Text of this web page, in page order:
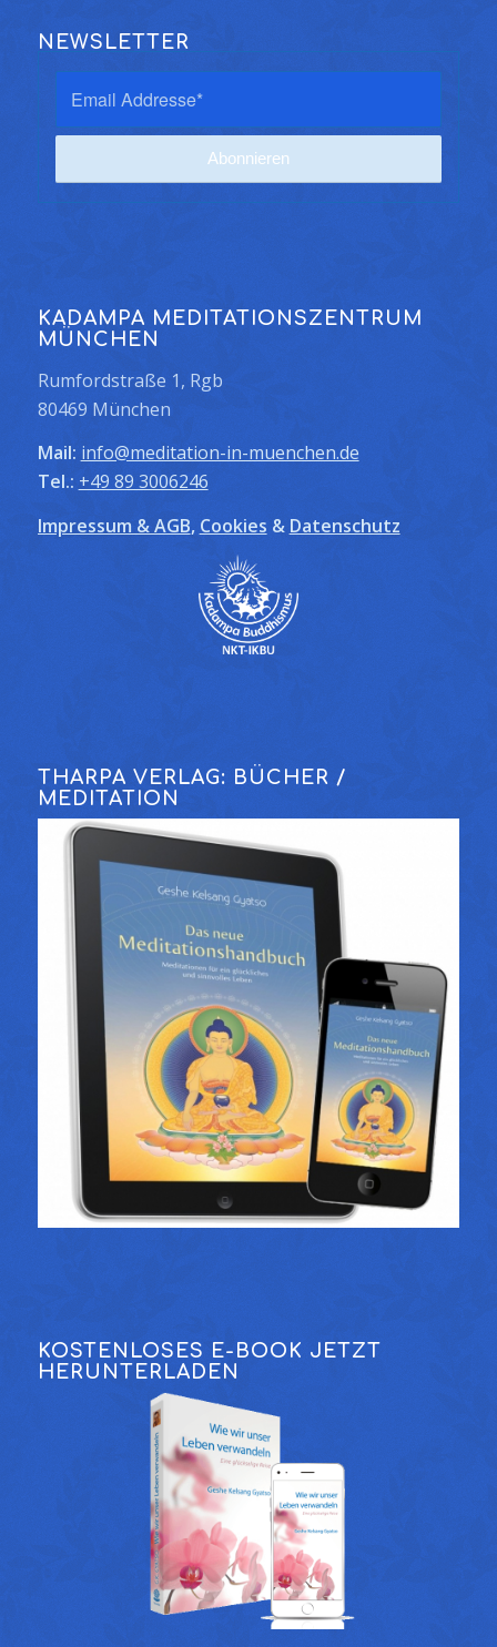
NEWSLETTER
KADAMPA MEDITATIONSZENTRUM
MÜNCHEN
Rumfordstraße 1, Rgb
80469 München
Mail: info@meditation-in-muenchen.de
Tel.: +49 89 3006246
Impressum & AGB, Cookies & Datenschutz
THARPA VERLAG: BÜCHER /
MEDITATION
KOSTENLOSES E-BOOK JETZT
HERUNTERLADEN